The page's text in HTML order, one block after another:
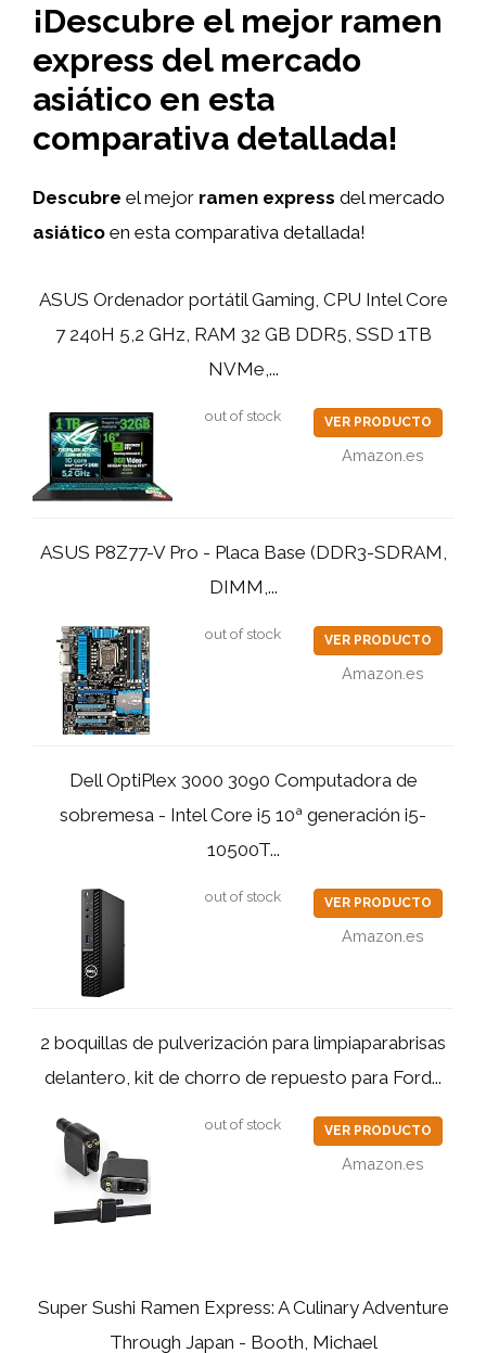
¡Descubre el mejor ramen
express del mercado
asiático en esta
comparativa detallada!
Descubre el mejor ramen express del mercado
asiático en esta comparativa detallada!
ASUS Ordenador portátil Gaming, CPU Intel Core
7 240H 5,2 GHz, RAM 32 GB DDR5, SSD 1TB
NVMe,...
out of stock VER PRODUCTO
Amazon.es
ASUS P8Z77-V Pro - Placa Base (DDR3-SDRAM,
DIMM,...
out of stock VER PRODUCTO
Amazon.es
Dell OptiPlex 3000 3090 Computadora de
sobremesa - Intel Core i5 10ª generación i5-
10500T...
out of stock VER PRODUCTO
Amazon.es
2 boquillas de pulverización para limpiaparabrisas
delantero, kit de chorro de repuesto para Ford...
out of stock VER PRODUCTO
Amazon.es
Super Sushi Ramen Express: A Culinary Adventure
Through Japan - Booth, Michael